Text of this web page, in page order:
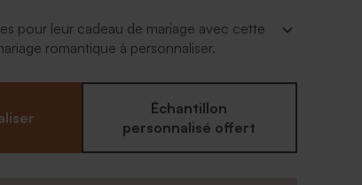
pour leur cadeau de mariage avec cette
romantique à personnaliser.
à votre image.
Échantillon
personnalisé offert